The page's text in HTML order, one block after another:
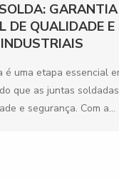
GARANTIA
DE QUALIDADE
é uma etapa essencial
que as juntas
e segurança. Com a...